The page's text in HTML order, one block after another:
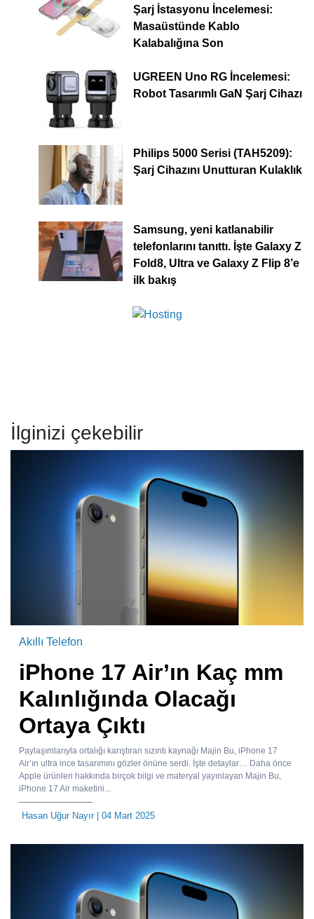
Şarj İstasyonu İncelemesi:
Masaüstünde Kablo
Kalabalığına Son
UGREEN Uno RG İncelemesi:
Robot Tasarımlı GaN Şarj Cihazı
Philips 5000 Serisi (TAH5209):
Şarj Cihazını Unutturan Kulaklık
Samsung, yeni katlanabilir
telefonlarını tanıttı. İşte Galaxy Z
Fold8, Ultra ve Galaxy Z Flip 8’e
ilk bakış
İlginizi çekebilir
Akıllı Telefon
iPhone 17 Air’ın Kaç mm
Kalınlığında Olacağı
Ortaya Çıktı
Paylaşımlarıyla ortalığı karıştıran sızıntı kaynağı Majin Bu, iPhone 17
Air’ın ultra ince tasarımını gözler önüne serdi. İşte detaylar… Daha önce
Apple ürünleri hakkında birçok bilgi ve materyal yayınlayan Majin Bu,
iPhone 17 Air maketini...
Hasan Uğur Nayır| 04 Mart 2025